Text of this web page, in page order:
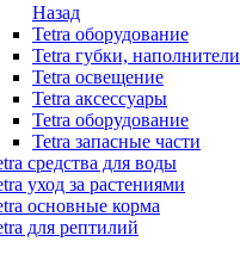
Назад
Tetra оборудование
Tetra губки, наполнители
Tetra освещение
Tetra аксессуары
Tetra оборудование
Tetra запасные части
средства для воды
уход за растениями
основные корма
для рептилий